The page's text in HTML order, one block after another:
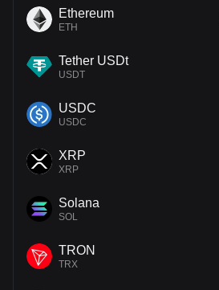
Ethereum
ETH
Tether USDt
USDT
USDC
USDC
XRP
XRP
Solana
SOL
TRON
TRX